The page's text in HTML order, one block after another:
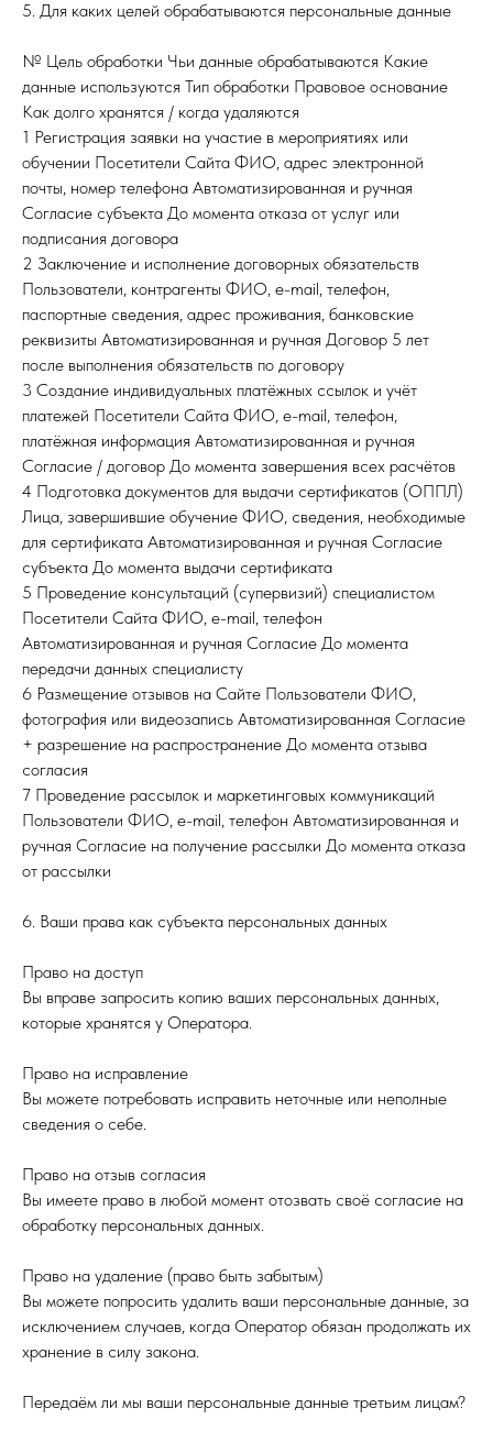
5. Для каких целей обрабатываются персональные данные
№ Цель обработки Чьи данные обрабатываются Какие
данные используются Тип обработки Правовое основание
Как долго хранятся / когда удаляются
1 Регистрация заявки на участие в мероприятиях или
обучении Посетители Сайта ФИО, адрес электронной
почты, номер телефона Автоматизированная и ручная
Согласие субъекта До момента отказа от услуг или
подписания договора
2 Заключение и исполнение договорных обязательств
Пользователи, контрагенты ФИО, e-mail, телефон,
паспортные сведения, адрес проживания, банковские
реквизиты Автоматизированная и ручная Договор 5 лет
после выполнения обязательств по договору
3 Создание индивидуальных платёжных ссылок и учёт
платежей Посетители Сайта ФИО, e-mail, телефон,
платёжная информация Автоматизированная и ручная
Согласие / договор До момента завершения всех расчётов
4 Подготовка документов для выдачи сертификатов (ОППЛ)
Лица, завершившие обучение ФИО, сведения, необходимые
для сертификата Автоматизированная и ручная Согласие
субъекта До момента выдачи сертификата
5 Проведение консультаций (супервизий) специалистом
Посетители Сайта ФИО, e-mail, телефон
Автоматизированная и ручная Согласие До момента
передачи данных специалисту
6 Размещение отзывов на Сайте Пользователи ФИО,
фотография или видеозапись Автоматизированная Согласие
+ разрешение на распространение До момента отзыва
согласия
7 Проведение рассылок и маркетинговых коммуникаций
Пользователи ФИО, e-mail, телефон Автоматизированная и
ручная Согласие на получение рассылки До момента отказа
от рассылки
6. Ваши права как субъекта персональных данных
Право на доступ
Вы вправе запросить копию ваших персональных данных,
которые хранятся у Оператора.
Право на исправление
Вы можете потребовать исправить неточные или неполные
сведения о себе.
Право на отзыв согласия
Вы имеете право в любой момент отозвать своё согласие на
обработку персональных данных.
Право на удаление (право быть забытым)
Вы можете попросить удалить ваши персональные данные, за
исключением случаев, когда Оператор обязан продолжать их
хранение в силу закона.
Передаём ли мы ваши персональные данные третьим лицам?